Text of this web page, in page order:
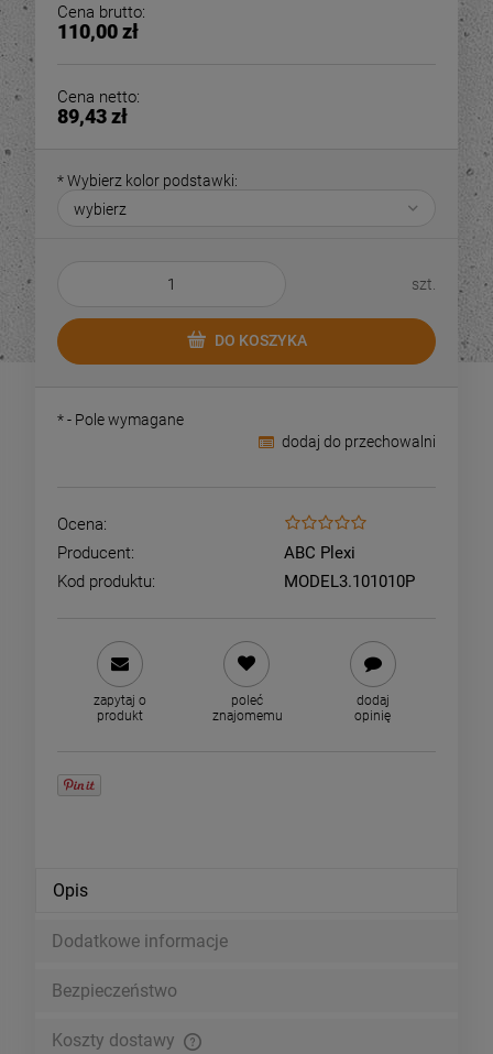
regularna:
cena:
DO KOSZYKA
Cena brutto:
110,00 zł
Cena netto:
89,43 zł
*Wybierz kolor podstawki:
szt.
DO KOSZYKA
dodaj do przechowalni
*- Pole wymagane
Ocena:
Producent:
ABC Plexi
Kod produktu:
MODEL3.101010P
zapytaj o
produkt
poleć
znajomemu
dodaj
opinię
Opis
Dodatkowe informacje
Bezpieczeństwo
Koszty dostawy